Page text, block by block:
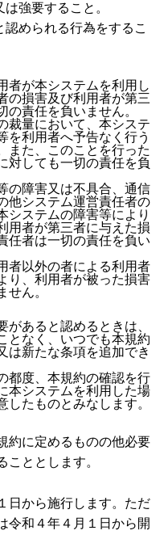
強要すること。
められる行為をするこ
者が本システムを利用し
の損害及び利用者が第三
責任を負いません。
裁量において、本システ
を利用者へ予告なく行う
また、このことを行った
対しても一切の責任を負
の障害又は不具合、通信
他システム運営責任者の
システムの障害等により
用者が第三者に与えた損
任者は一切の責任を負い
者以外の者による利用者
り、利用者が被った損害
せん。
があると認めるときは、
となく、いつでも本規約
は新たな条項を追加でき
都度、本規約の確認を行
本システムを利用した場
たものとみなします。
約に定めるものの他必要
こととします。
日から施行します。ただ
令和４年４月１日から開